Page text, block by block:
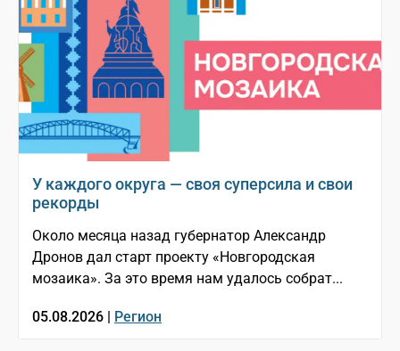
У каждого округа — своя суперсила и свои
рекорды
Около месяца назад губернатор Александр
Дронов дал старт проекту «Новгородская
мозаика». За это время нам удалось собрат...
05.08.2026 | Регион